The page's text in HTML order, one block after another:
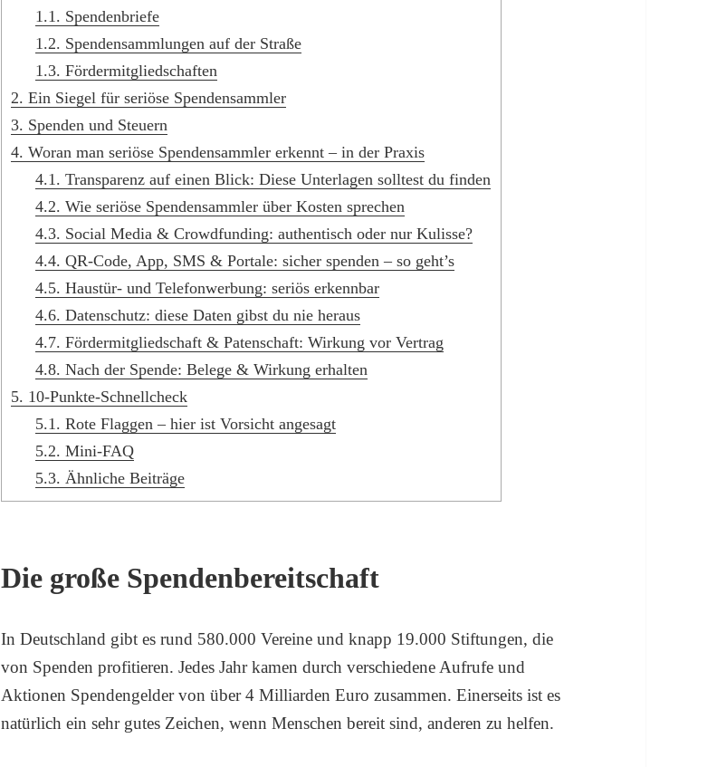
1.1. Spendenbriefe
1.2. Spendensammlungen auf der Straße
1.3. Fördermitgliedschaften
2. Ein Siegel für seriöse Spendensammler
3. Spenden und Steuern
4. Woran man seriöse Spendensammler erkennt – in der Praxis
4.1. Transparenz auf einen Blick: Diese Unterlagen solltest du finden
4.2. Wie seriöse Spendensammler über Kosten sprechen
4.3. Social Media & Crowdfunding: authentisch oder nur Kulisse?
4.4. QR-Code, App, SMS & Portale: sicher spenden – so geht’s
4.5. Haustür- und Telefonwerbung: seriös erkennbar
4.6. Datenschutz: diese Daten gibst du nie heraus
4.7. Fördermitgliedschaft & Patenschaft: Wirkung vor Vertrag
4.8. Nach der Spende: Belege & Wirkung erhalten
5. 10-Punkte-Schnellcheck
5.1. Rote Flaggen – hier ist Vorsicht angesagt
5.2. Mini-FAQ
5.3. Ähnliche Beiträge
Die große Spendenbereitschaft
In Deutschland gibt es rund 580.000 Vereine und knapp 19.000 Stiftungen, die
von Spenden profitieren. Jedes Jahr kamen durch verschiedene Aufrufe und
Aktionen Spendengelder von über 4 Milliarden Euro zusammen. Einerseits ist es
natürlich ein sehr gutes Zeichen, wenn Menschen bereit sind, anderen zu helfen.